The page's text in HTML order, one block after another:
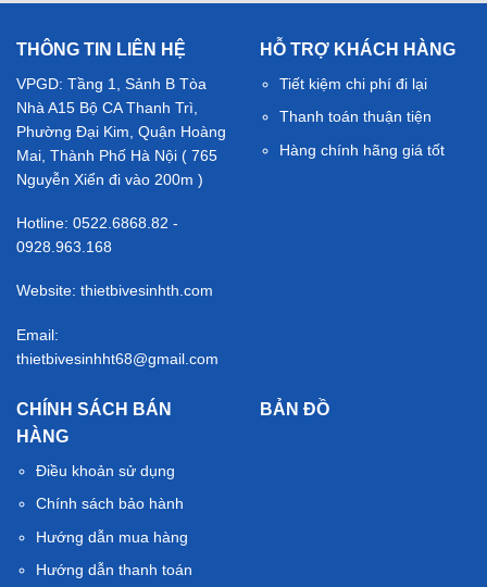
THÔNG TIN LIÊN HỆ
VPGD: Tầng 1, Sảnh B Tòa
Nhà A15 Bộ CA Thanh Trì,
Phường Đại Kim, Quận Hoàng
Mai, Thành Phố Hà Nội ( 765
Nguyễn Xiển đi vào 200m )
Hotline: 0522.6868.82 -
0928.963.168
Website: thietbivesinhth.com
Email:
thietbivesinhht68@gmail.com
HỖ TRỢ KHÁCH HÀNG
Tiết kiệm chi phí đi lại
Thanh toán thuận tiện
Hàng chính hãng giá tốt
CHÍNH SÁCH BÁN
HÀNG
Điều khoản sử dụng
Chính sách bảo hành
Hướng dẫn mua hàng
Hướng dẫn thanh toán
BẢN ĐỒ